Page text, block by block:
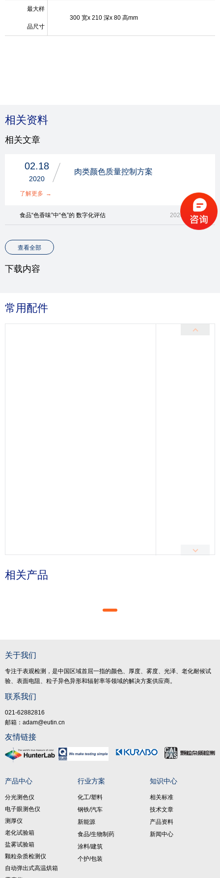
最大样
品尺寸
300 宽x 210 深x 80 高mm
相关资料
相关文章
02.18
2020
肉类颜色质量控制方案
了解更多 →
食品“色香味”中“色”的 数字化评估 2020.11.23
查看全部
下载内容
常用配件
相关产品
关于我们
专注于表观检测，是中国区域首屈一指的颜色、厚度、雾度、光泽、老化耐候试
验、表面电阻、粒子异色异形和辐射率等领域的解决方案供应商。
联系我们
021-62882816
邮箱：adam@eutin.cn
友情链接
产品中心
分光测色仪
电子眼测色仪
测厚仪
老化试验箱
盐雾试验箱
颗粒杂质检测仪
自动弹出式高温烘箱
行业方案
化工/塑料
钢铁/汽车
新能源
食品/生物制药
涂料/建筑
个护/包装
知识中心
相关标准
技术文章
产品资料
新闻中心